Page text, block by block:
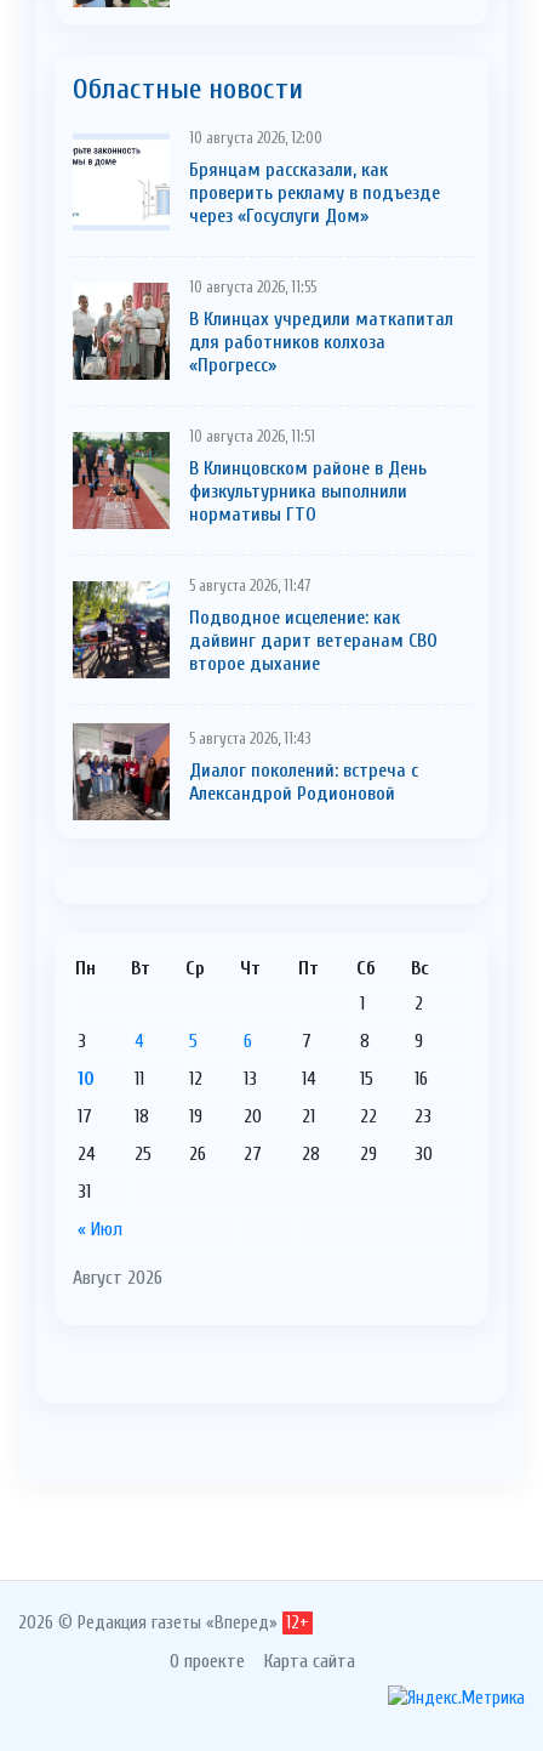
Областные новости
10 августа 2026, 12:00
Брянцам рассказали, как
проверить рекламу в подъезде
через «Госуслуги Дом»
10 августа 2026, 11:55
В Клинцах учредили маткапитал
для работников колхоза
«Прогресс»
10 августа 2026, 11:51
В Клинцовском районе в День
физкультурника выполнили
нормативы ГТО
5 августа 2026, 11:47
Подводное исцеление: как
дайвинг дарит ветеранам СВО
второе дыхание
5 августа 2026, 11:43
Диалог поколений: встреча с
Александрой Родионовой
Август 2026
Пн Вт Ср Чт Пт Сб Вс
« Июл
1
2
3
4 5 6 7 8
9
10
11 12 13 14 15
16
17
18 19 20 21 22
23
24
25 26 27 28 29
30
31
2026 © Редакция газеты «Вперед» 12+
О проекте Карта сайта